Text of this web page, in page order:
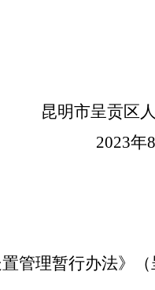
昆明市呈贡区
2023年8
管理暂行办法》